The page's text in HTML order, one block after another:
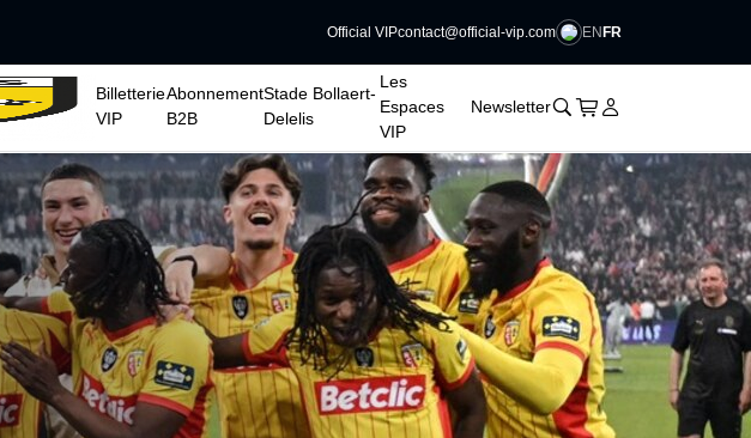
Official VIPcontact@official-vip.com ENFR
Billetterie
VIP
Abonnement
B2B
Stade Bollaert-
Delelis
Les
Espaces
VIP
Newsletter􀊫 Cart
􀍩 Se connecter
􀉩